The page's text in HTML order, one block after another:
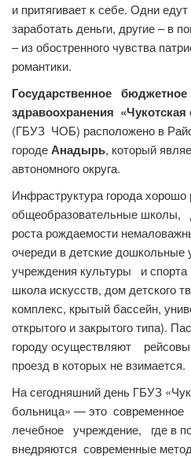
и притягивает к себе. Одни
заработать деньги, другие – в
– из обостренного чувства
романтики.
Государственное
здравоохранения
(ГБУЗ ЧОБ) расположено в
городеАнадырь, который
автономного округа.
Инфраструктура города
общеобразовательные школы,
роста рождаемости
очереди в детские дошкольные
учреждения культуры и спорта
школа искусств, дом детского
комплекс, крытый бассейн,
открытого и закрытого типа).
городу осуществляют
проезд в которых не взимается.
На сегодняшний день ГБУЗ
больница» — это современное
лечебное учреждение, где в
внедряются современные